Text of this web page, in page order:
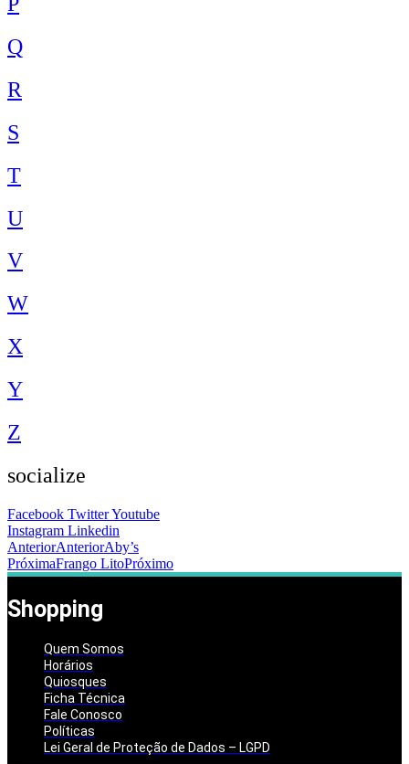
Q
R
S
T
U
V
W
X
Y
Z
socialize
Facebook TwitterYoutube
Instagram Linkedin
AnteriorAnteriorAby’s
PróximaFrango LitoPróximo
Shopping
Quem Somos
Horários
Quiosques
Ficha Técnica
Fale Conosco
Políticas
Lei Geral de Proteção de Dados – LGPD